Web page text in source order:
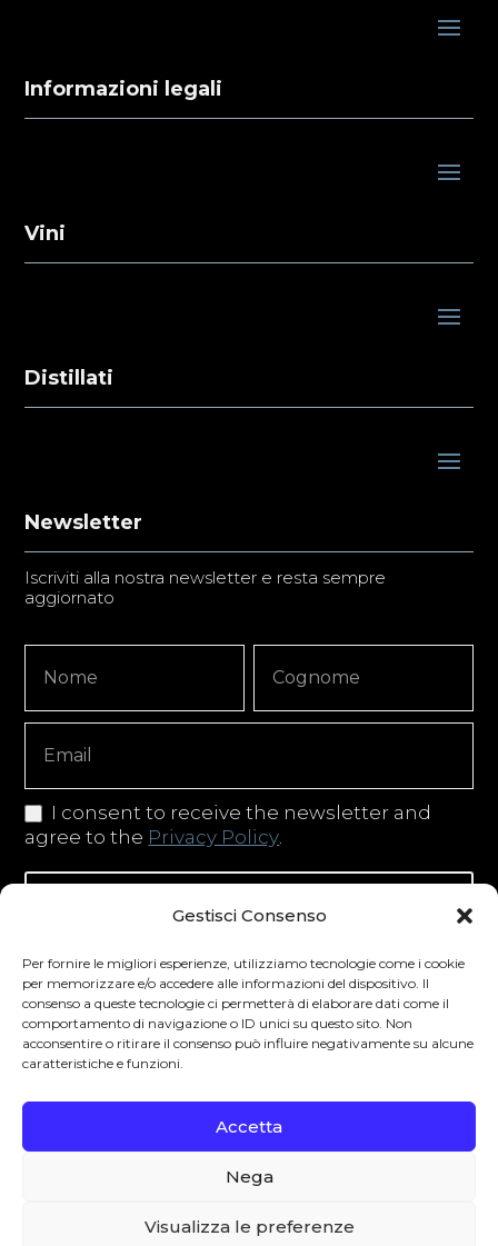
Gestisci Consenso
Per fornire le migliori esperienze, utilizziamo tecnologie come i cookie
per memorizzare e/o accedere alle informazioni del dispositivo. Il
consenso a queste tecnologie ci permetterà di elaborare dati come il
comportamento di navigazione o ID unici su questo sito. Non
acconsentire o ritirare il consenso può influire negativamente su alcune
caratteristiche e funzioni.
Accetta
Nega
Visualizza le preferenze
Informazioni legali
Vini
Distillati
Newsletter
Iscriviti alla nostra newsletter e resta sempre
aggiornato
Signup
Copy
I consent to receive the newsletter and
agree to the Privacy Policy
Iscriviti alla newsletter
Degustibus invita al consumo responsabile.
La vendita di bevande alcoliche è vietata ai
Paese di residenza. L’abuso di alcol è
pericoloso per la salute.